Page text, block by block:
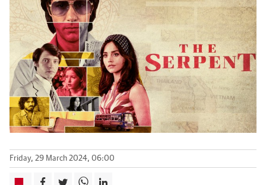
Friday, 29 March 2024, 06:00